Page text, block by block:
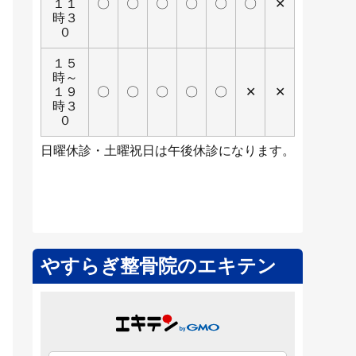
１１
時３
０
〇 〇 〇 〇 〇 〇 ✕
１５
時～
１９
時３
０
〇 〇 〇 〇 〇 ✕ ✕
日曜休診・土曜祝日は午後休診になります。
やすらぎ整骨院のエキテン